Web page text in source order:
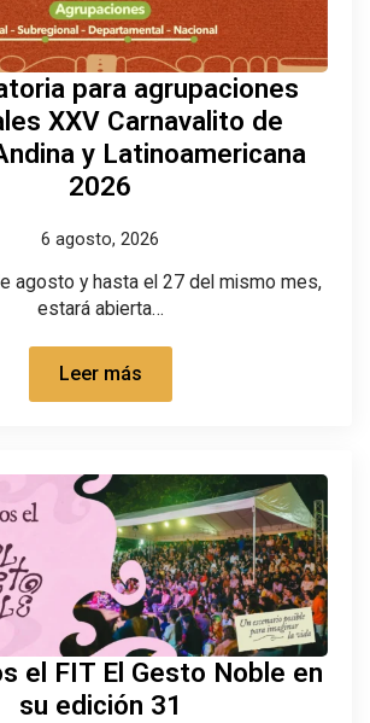
para agrupaciones
XXV Carnavalito de
y Latinoamericana
2026
6 agosto, 2026
agosto y hasta el 27 del mismo mes,
estará abierta…
Leer más
el FIT El Gesto Noble en
su edición 31